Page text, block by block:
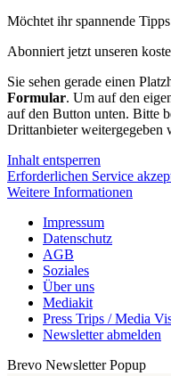
Möchtet ihr spannende
Abonniert jetzt unseren
Sie sehen gerade einen
Formular. Um auf den
auf den Button unten. Bitte
Drittanbieter weitergegeben
Inhalt entsperren
Erforderlichen Service
Weitere Informationen
Impressum
Datenschutz
AGB
Soziales
Über uns
Mediakit
Press Trips / Media
Newsletter abmelden
Brevo Newsletter Popup